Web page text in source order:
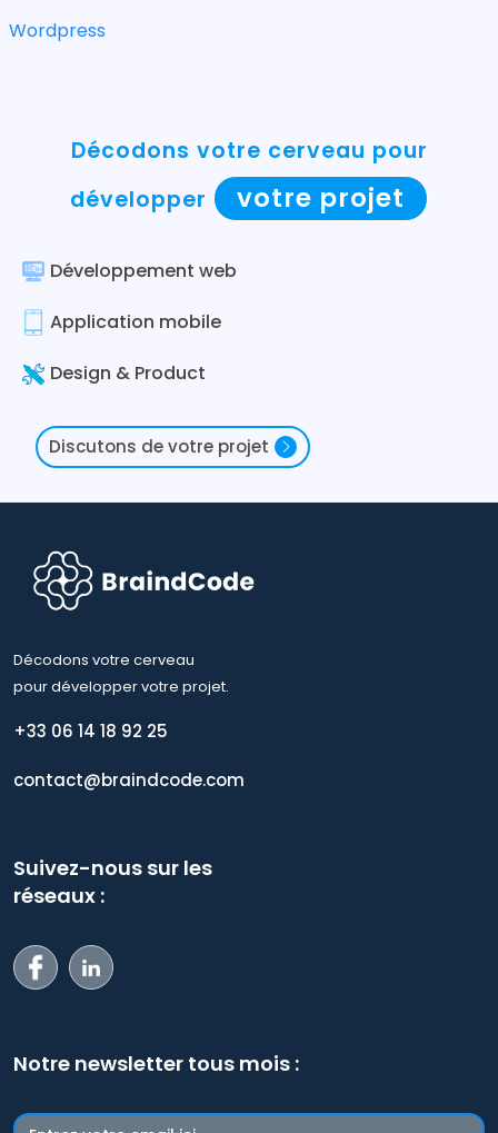
Wordpress
Décodons votre cerveau pour
développer
votre projet
Développement web
Application mobile
Design & Product
Discutons de votre projet
Décodons votre cerveau
pour développer votre projet.
+33 06 14 18 92 25
contact@braindcode.com
Suivez-nous sur les
réseaux :
Notre newsletter tous mois :